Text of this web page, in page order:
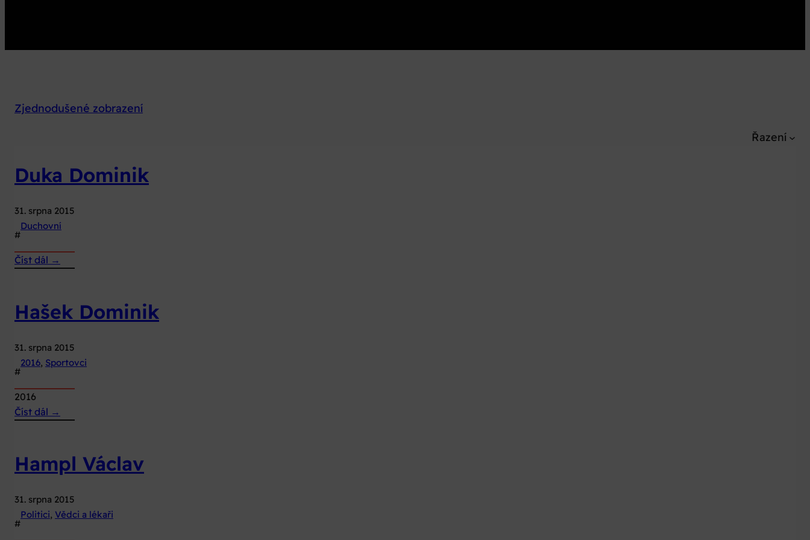
Zjednodušené zobrazení
Řazení
Duka Dominik
31. srpna 2015
#
Duchovní
Číst dál →
Hašek Dominik
31. srpna 2015
#
2016, Sportovci
2016
Číst dál →
Hampl Václav
31. srpna 2015
#
Politici, Vědci a lékaři